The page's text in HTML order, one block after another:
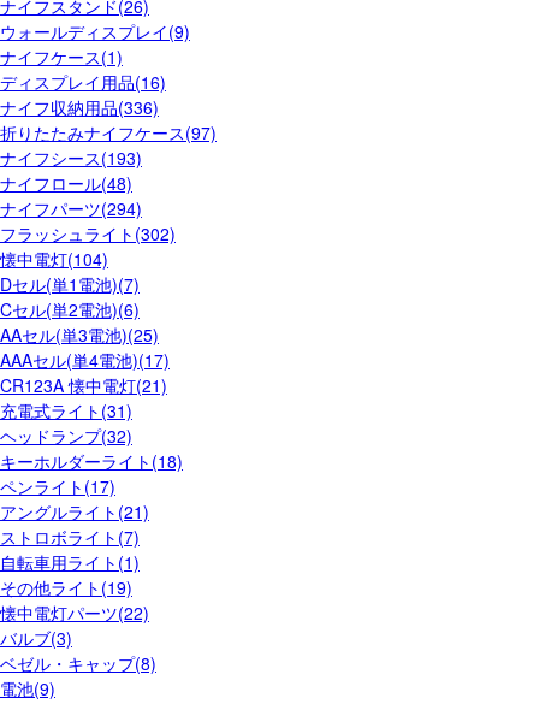
ナイフスタンド(26)
ウォールディスプレイ(9)
ナイフケース(1)
ディスプレイ用品(16)
ナイフ収納用品(336)
折りたたみナイフケース(97)
ナイフシース(193)
ナイフロール(48)
ナイフパーツ(294)
フラッシュライト(302)
懐中電灯(104)
Dセル(単1電池)(7)
Cセル(単2電池)(6)
AAセル(単3電池)(25)
AAAセル(単4電池)(17)
CR123A 懐中電灯(21)
充電式ライト(31)
ヘッドランプ(32)
キーホルダーライト(18)
ペンライト(17)
アングルライト(21)
ストロボライト(7)
自転車用ライト(1)
その他ライト(19)
懐中電灯パーツ(22)
バルブ(3)
ベゼル・キャップ(8)
電池(9)